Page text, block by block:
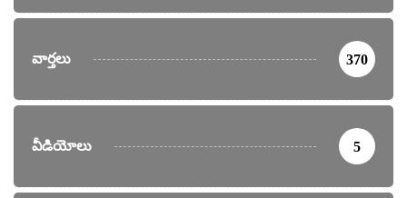
వార్తలు 370
వీడియోలు 5